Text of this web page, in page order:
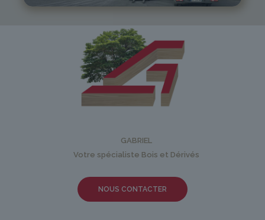
GABRIEL
Votre spécialiste Bois et Dérivés
NOUS CONTACTER